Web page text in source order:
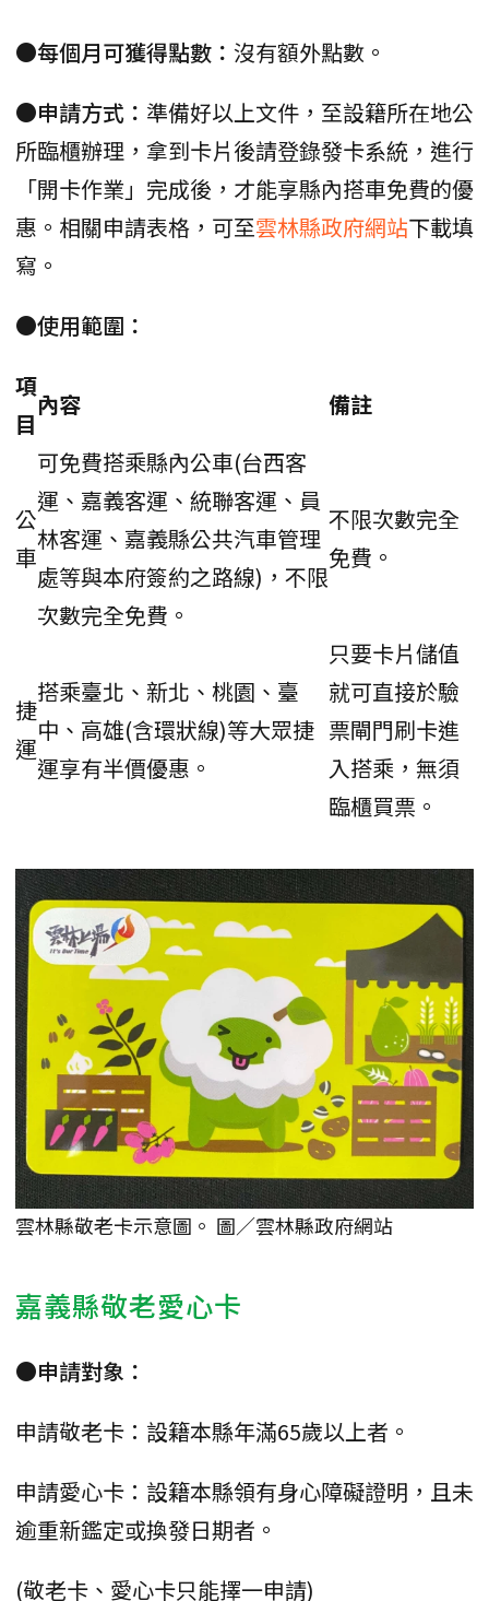
●每個月可獲得點數： 沒有額外點數。
●申請方式： 準備好以上文件，至設籍所在地公
所臨櫃辦理，拿到卡片後請登錄發卡系統，進行
「開卡作業」完成後，才能享縣內搭車免費的優
惠。相關申請表格，可至雲林縣政府網站下載填
寫。
●使用範圍：
項
目
內容 備註
公
車
可免費搭乘縣內公車(台西客
運、嘉義客運、統聯客運、員
林客運、嘉義縣公共汽車管理
處等與本府簽約之路線)，不限
次數完全免費。
不限次數完全
免費。
捷
運
搭乘臺北、新北、桃園、臺
中、高雄(含環狀線)等大眾捷
運享有半價優惠。
只要卡片儲值
就可直接於驗
票閘門刷卡進
入搭乘，無須
臨櫃買票。
雲林縣敬老卡示意圖。 圖／雲林縣政府網站
嘉義縣敬老愛心卡
●申請對象：
申請敬老卡：設籍本縣年滿65歲以上者。
申請愛心卡：設籍本縣領有身心障礙證明，且未
逾重新鑑定或換發日期者。
(敬老卡、愛心卡只能擇一申請)